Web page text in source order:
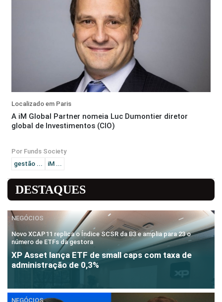
Localizado em Paris
A iM Global Partner nomeia Luc Dumontier diretor
global de Investimentos (CIO)
Por Funds Society
gestão ...
iM ...
DESTAQUES
NEGÓCIOS
Novo XCAP11 replica o Índice SCSR da B3 e amplia para 23 o
número de ETFs da gestora
XP Asset lança ETF de small caps com taxa de
administração de 0,3%
NEGÓCIOS